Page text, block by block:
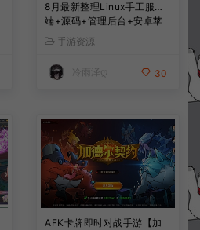
8月最新整理Linux手工服务
端+源码+管理后台+安卓苹
果双端+详细搭建教程+视频
教程
手游资源
冷雨泽ღ 30
AFK卡牌即时对战手游【加